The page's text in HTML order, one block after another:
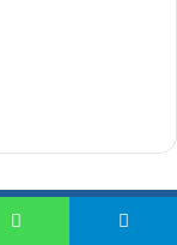
SudutBerita.id |